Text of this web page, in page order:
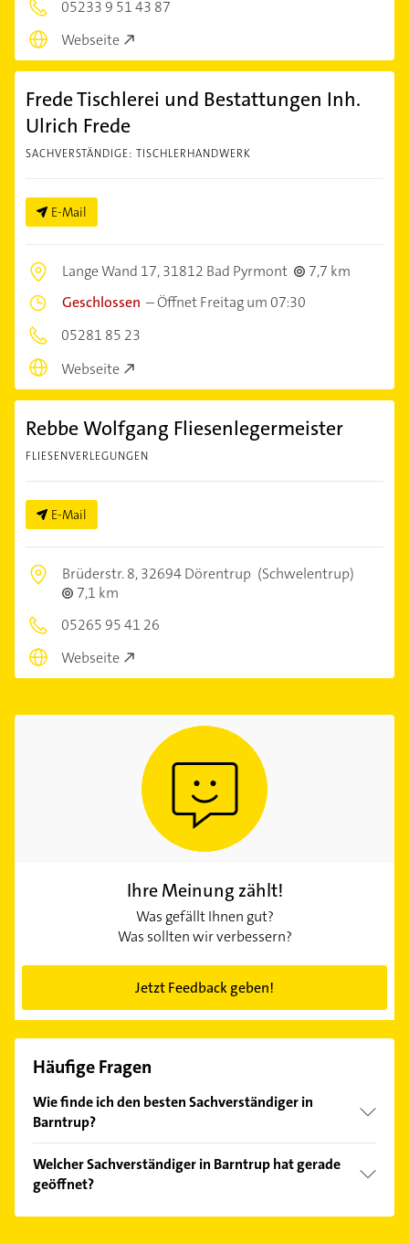
05233 9 51 43 87
Webseite
Frede Tischlerei und Bestattungen Inh.
Ulrich Frede
SACHVERSTÄNDIGE: TISCHLERHANDWERK
E-Mail
Lange Wand 17,31812 Bad Pyrmont
7,7 km
Geschlossen –Öffnet Freitag um 07:30
05281 85 23
Webseite
Rebbe Wolfgang Fliesenlegermeister
FLIESENVERLEGUNGEN
E-Mail
Brüderstr. 8,32694 Dörentrup (Schwelentrup)
7,1 km
05265 95 41 26
Webseite
Ihre Meinung zählt!
Was gefällt Ihnen gut?
Was sollten wir verbessern?
Jetzt Feedback geben!
Häufige Fragen
Wie finde ich den besten Sachverständiger in
Barntrup?
Kundenmeinungen und profitieren Sie von den
Empfehlungen. Die Suchergebnisse können Sie sich
einfach nachBewertungensortiert anzeigen lassen.
Welcher Sachverständiger in Barntrup hat gerade
geöffnet?
Im Anbieter-Bereich finden Sie alleÖffnungszeiten.